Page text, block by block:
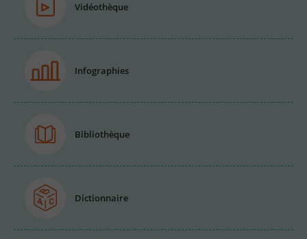
Vidéothèque
Infographies
Bibliothèque
Dictionnaire